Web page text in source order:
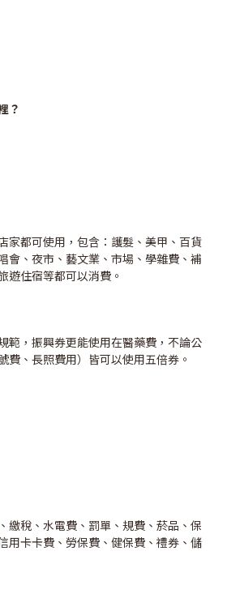
？
家都可使用，包含：護髮、美甲、百貨
會、夜市、藝文業、市場、學雜費、補
遊住宿等都可以消費。
範，振興券更能使用在醫藥費，不論公
費、長照費用）皆可以使用五倍券。
繳稅、水電費、罰單、規費、菸品、保
用卡卡費、勞保費、健保費、禮券、儲